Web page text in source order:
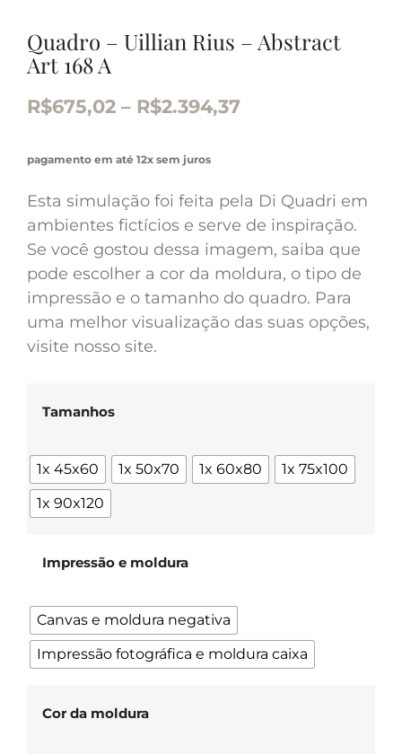
Quadro – Uillian Rius – Abstract
Art 168 A
R$675,02 – R$2.394,37
pagamento em até 12x sem juros
Esta simulação foi feita pela Di Quadri em
ambientes fictícios e serve de inspiração.
Se você gostou dessa imagem, saiba que
pode escolher a cor da moldura, o tipo de
impressão e o tamanho do quadro. Para
uma melhor visualização das suas opções,
visite nosso site.
Tamanhos
1x 45x60 1x 50x70 1x 60x80
1x 75x100
1x 90x120
Impressão e moldura
Canvas e moldura negativa
Impressão fotográfica e moldura caixa
Cor da moldura